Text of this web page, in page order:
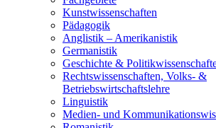
Kunstwissenschaften
Pädagogik
Anglistik – Amerikanistik
Germanistik
Geschichte &
Rechtswissenschaften, Volks- &
Betriebswirtschaftslehre
Linguistik
Medien- und